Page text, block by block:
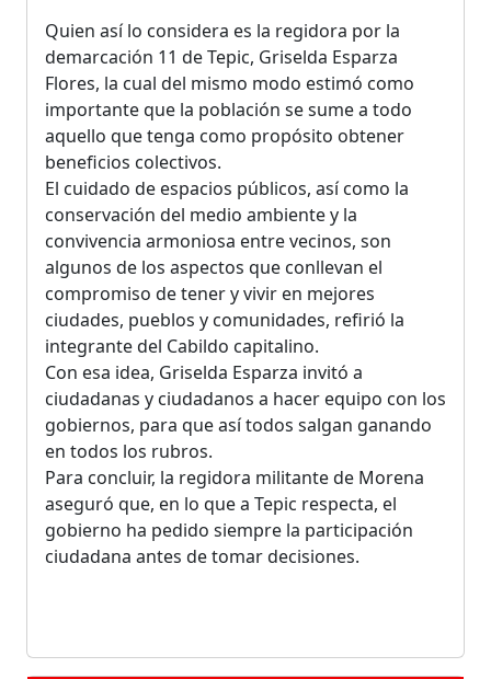
Quien así lo considera es la regidora por la
demarcación 11 de Tepic, Griselda Esparza
Flores, la cual del mismo modo estimó como
importante que la población se sume a todo
aquello que tenga como propósito obtener
beneficios colectivos.
El cuidado de espacios públicos, así como la
conservación del medio ambiente y la
convivencia armoniosa entre vecinos, son
algunos de los aspectos que conllevan el
compromiso de tener y vivir en mejores
ciudades, pueblos y comunidades, refirió la
integrante del Cabildo capitalino.
Con esa idea, Griselda Esparza invitó a
ciudadanas y ciudadanos a hacer equipo con los
gobiernos, para que así todos salgan ganando
en todos los rubros.
Para concluir, la regidora militante de Morena
aseguró que, en lo que a Tepic respecta, el
gobierno ha pedido siempre la participación
ciudadana antes de tomar decisiones.